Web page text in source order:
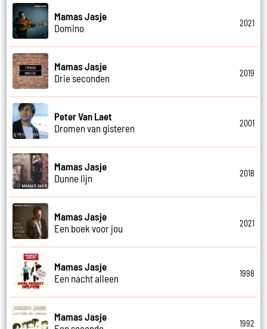
Mamas Jasje
Domino
2021
Mamas Jasje
Drie seconden
2019
Peter Van Laet
Dromen van gisteren
2001
Mamas Jasje
Dunne lijn
2018
Mamas Jasje
Een boek voor jou
2021
Mamas Jasje
Een nacht alleen
1998
Mamas Jasje
1992